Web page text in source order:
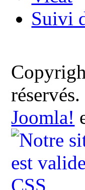
Suivi
réservés.
Joomla!